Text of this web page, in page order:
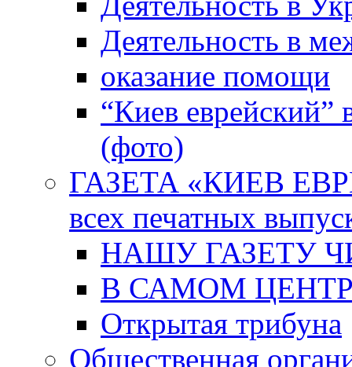
Деятельность в
оказание помощи
“Киев еврейский”
(фото)
ГАЗЕТА «КИЕВ
всех печатных
НАШУ ГАЗЕТУ
В САМОМ
Открытая трибуна
Общественная